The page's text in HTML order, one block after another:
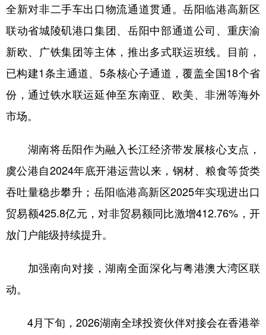
全新对非二手车出口物流通道贯通。岳阳临港高新区
联动省城陵矶港口集团、岳阳中部通道公司、重庆渝
新欧、广铁集团等主体，推出多式联运班线。目前，
已构建1条主通道、5条核心子通道，覆盖全国18个省
份，通过铁水联运延伸至东南亚、欧美、非洲等海外
市场。
湖南将岳阳作为融入长江经济带发展核心支点，
虞公港自2024年底开港运营以来，钢材、粮食等货类
吞吐量稳步攀升；岳阳临港高新区2025年实现进出口
贸易额425.8亿元，对非贸易额同比激增412.76%，开
放门户能级持续提升。
加强南向对接，湖南全面深化与粤港澳大湾区联
动。
4月下旬，2026湖南全球投资伙伴对接会在香港举